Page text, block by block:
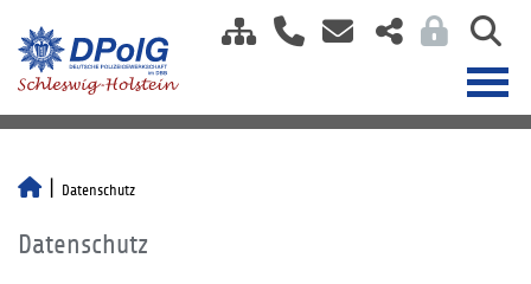
Datenschutz
Datenschutz